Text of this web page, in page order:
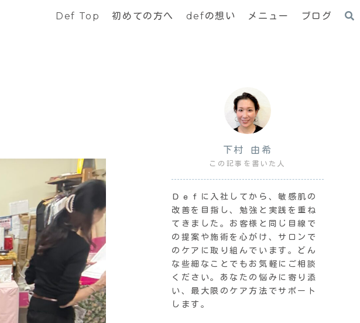
Def Top 初めての方へ defの想い メニュー ブログ
下村 由希
この記事を書いた人
Ｄｅｆに入社してから、敏感肌の
改善を目指し、勉強と実践を重ね
てきました。お客様と同じ目線で
の提案や施術を心がけ、サロンで
のケアに取り組んでいます。どん
な些細なことでもお気軽にご相談
ください。あなたの悩みに寄り添
い、最大限のケア方法でサポート
します。